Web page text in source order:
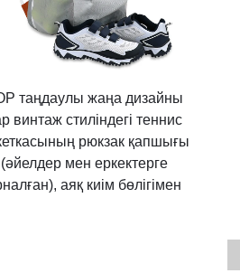
таңдаулы жаңа дизайны
винтаж стиліндегі теннис
рюкзак қапшығы
(әйелдер мен еркектерге
аяқ киім бөлігімен